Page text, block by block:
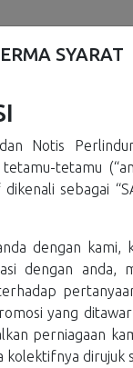
Sebut Harga Hibah
SYARAT
Notis
tetamu
sebagai
dengan
dengan anda,
yang
perniagaan
dirujuk